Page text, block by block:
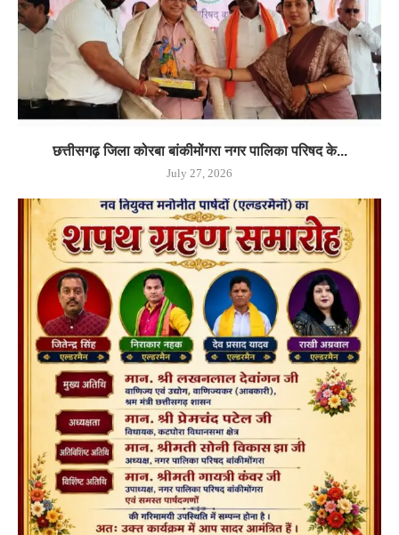
छत्तीसगढ़ जिला कोरबा बांकीमोंगरा नगर पालिका परिषद के...
July 27, 2026